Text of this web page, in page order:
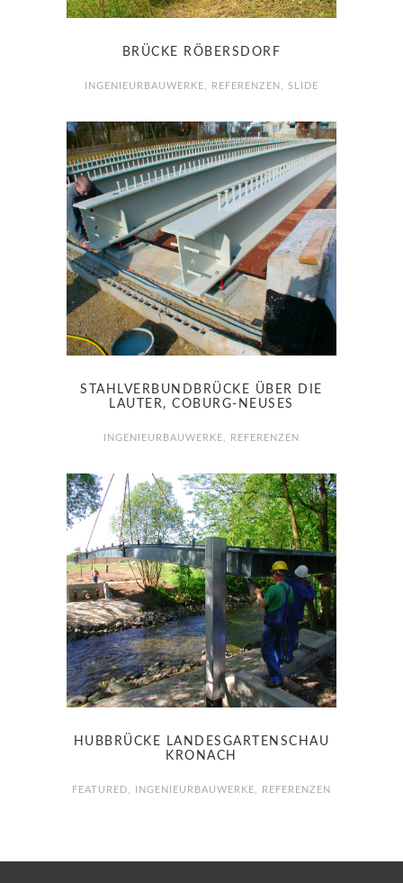
BRÜCKE RÖBERSDORF
INGENIEURBAUWERKE REFERENZEN SLIDE
STAHLVERBUNDBRÜCKE ÜBER DIE
LAUTER, COBURG-NEUSES
INGENIEURBAUWERKE REFERENZEN
HUBBRÜCKE LANDESGARTENSCHAU
KRONACH
FEATURED INGENIEURBAUWERKE REFERENZEN